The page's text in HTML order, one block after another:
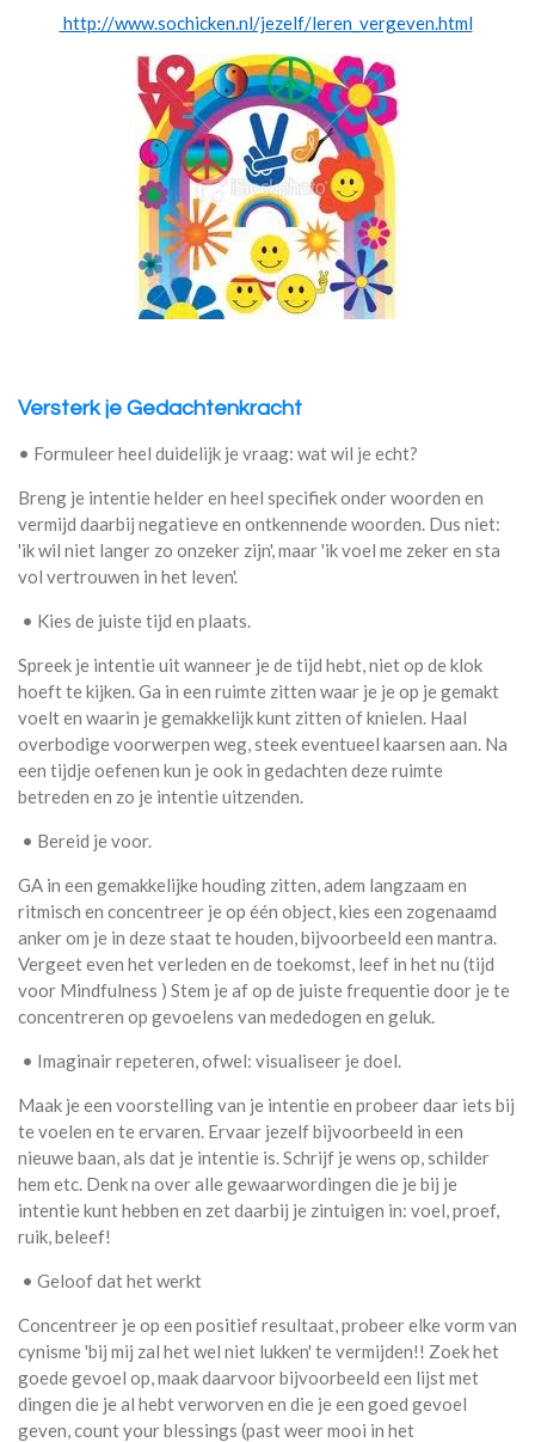
http://www.sochicken.nl/jezelf/leren_vergeven.html
Versterk je Gedachtenkracht
• Formuleer heel duidelijk je vraag: wat wil je echt?
Breng je intentie helder en heel specifiek onder woorden en
vermijd daarbij negatieve en ontkennende woorden. Dus niet:
'ik wil niet langer zo onzeker zijn', maar 'ik voel me zeker en sta
vol vertrouwen in het leven'.
• Kies de juiste tijd en plaats.
Spreek je intentie uit wanneer je de tijd hebt, niet op de klok
hoeft te kijken. Ga in een ruimte zitten waar je je op je gemakt
voelt en waarin je gemakkelijk kunt zitten of knielen. Haal
overbodige voorwerpen weg, steek eventueel kaarsen aan. Na
een tijdje oefenen kun je ook in gedachten deze ruimte
betreden en zo je intentie uitzenden.
• Bereid je voor.
GA in een gemakkelijke houding zitten, adem langzaam en
ritmisch en concentreer je op één object, kies een zogenaamd
anker om je in deze staat te houden, bijvoorbeeld een mantra.
Vergeet even het verleden en de toekomst, leef in het nu (tijd
voor Mindfulness ) Stem je af op de juiste frequentie door je te
concentreren op gevoelens van mededogen en geluk.
• Imaginair repeteren, ofwel: visualiseer je doel.
Maak je een voorstelling van je intentie en probeer daar iets bij
te voelen en te ervaren. Ervaar jezelf bijvoorbeeld in een
nieuwe baan, als dat je intentie is. Schrijf je wens op, schilder
hem etc. Denk na over alle gewaarwordingen die je bij je
intentie kunt hebben en zet daarbij je zintuigen in: voel, proef,
ruik, beleef!
• Geloof dat het werkt
Concentreer je op een positief resultaat, probeer elke vorm van
cynisme 'bij mij zal het wel niet lukken' te vermijden!! Zoek het
goede gevoel op, maak daarvoor bijvoorbeeld een lijst met
dingen die je al hebt verworven en die je een goed gevoel
geven, count your blessings (past weer mooi in het